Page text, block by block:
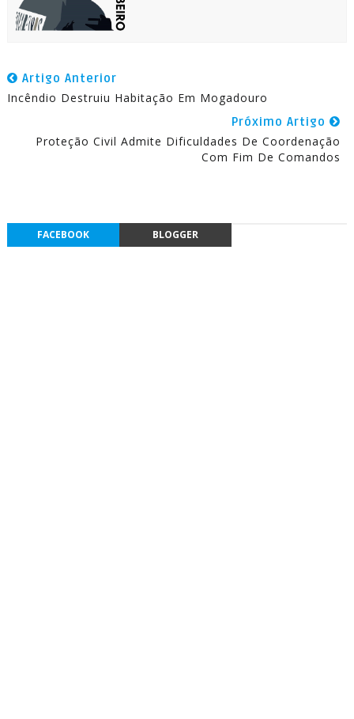
Artigo Anterior
Incêndio Destruiu Habitação Em Mogadouro
Próximo Artigo
Proteção Civil Admite Dificuldades De Coordenação
Com Fim De Comandos
FACEBOOK BLOGGER